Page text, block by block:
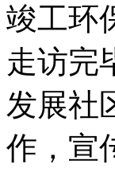
竣工环
走访完
发展社
作，宣